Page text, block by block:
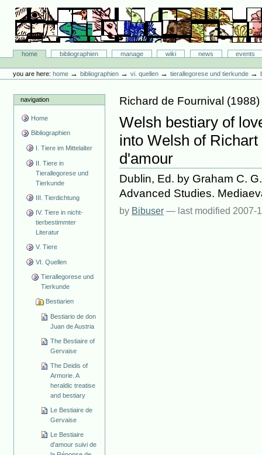
content.
navigation
Bibliographie-Portal
Sectionshome bibliographien manage wiki news
events
tools
you are here: home →bibliographien →vi. quellen →tierallegorese und tierkunde →
navigation
Home
Bibliographien
I. Tiere im Mittelalter
II. Tiere in
Tierallegorese und
Tierkunde
III. Tierdichtung
IV. Tiere in nicht-
tierbestimmter
Literatur
V. Tiere
VI. Quellen
Tierallegorese und
Tierkunde
Bestiarien
Bestiario de don
Juan de Austria
The Bestiaire of
Gervaise
The Deidis of
Armorie. A
heraldic treatise
and bestiary
Le Bestiaire de
Gervaise
Le Bestiaire
d'amour suivi de
Richard de Fournival (1988)
Welsh bestiary of
into Welsh of
d'amour
Dublin, Ed. by Graham C.
Advanced Studies.
by Bibuser — last modified 2007-